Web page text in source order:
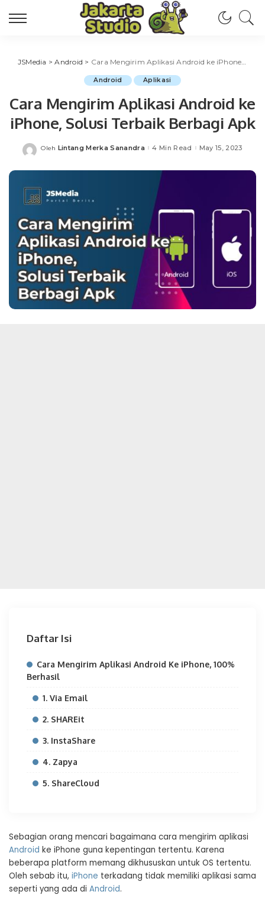
JSMedia >Android > Cara Mengirim Aplikasi Android ke iPhone, Solusi Terbaik Berbagi Apk
Android Aplikasi
Cara Mengirim Aplikasi Android ke
iPhone, Solusi Terbaik Berbagi Apk
Posted
Oleh Lintang Merka Sanandra 4 Min Read May 15, 2023
Daftar Isi
Cara Mengirim Aplikasi Android Ke iPhone, 100%
Berhasil
1. Via Email
2. SHAREit
3. InstaShare
4. Zapya
5. ShareCloud
Sebagian orang mencari bagaimana cara mengirim aplikasi
Android ke iPhone guna kepentingan tertentu. Karena
beberapa platform memang dikhususkan untuk OS tertentu.
Oleh sebab itu, iPhone terkadang tidak memiliki aplikasi sama
seperti yang ada di Android.